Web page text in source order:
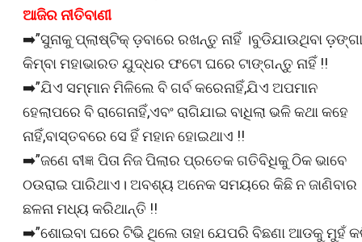
ଆଜିର ନୀତିବାଣୀ
➡️”ସୁନାକୁ ପ୍ଲାଷ୍ଟିକ୍ ଡ଼ବାରେ ରଖନ୍ତୁ ନାହିଁ ।ବୁଡିଯାଉଥିବା ଡ଼ଙ୍ଗା
କିମ୍ବା ମହାଭାରତ ଯୁଦ୍ଧର ଫଟୋ ଘରେ ଟାଙ୍ଗନ୍ତୁ ନାହିଁ !!
➡️”ଯିଏ ସମ୍ମାନ ମିଳିଲେ ବି ଗର୍ବ କରେନାହିଁ,ଯିଏ ଅପମାନ
ହେଲାପରେ ବି ରାଗେନାହିଁ,ଏବଂ ରାଗିଯାଇ ବାଧିଲା ଭଳି କଥା କହେ
ନାହିଁ,ବାସ୍ତବରେ ସେ ହିଁ ମହାନ ହୋଇଥାଏ !!
➡️”ଜଣେ ବୀଜ୍ଞ ପିତା ନିଜ ପିଲାର ପ୍ରତେକ ଗତିବିଧିକୁ ଠିକ ଭାବେ
ଠଉରାଇ ପାରିଥାଏ। ଅବଶ୍ୟ ଅନେକ ସମୟରେ କିଛି ନ ଜାଣିବାର
ଛଳନା ମଧ୍ୟ କରିଥାନ୍ତି !!
➡️”ଶୋଇବା ଘରେ ଟିଭି ଥିଲେ ତାହା ଯେପରି ବିଛଣା ଆଡକୁ ମୁହଁ